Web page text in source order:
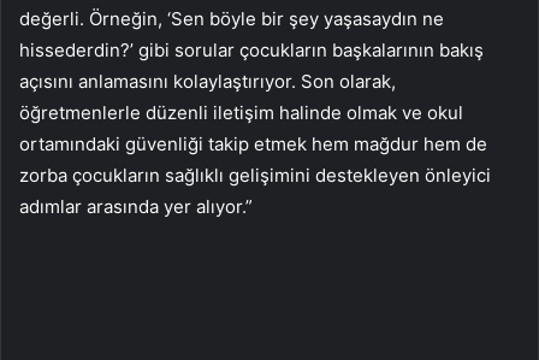
değerli. Örneğin, ‘Sen böyle bir şey yaşasaydın ne
hissederdin?’ gibi sorular çocukların başkalarının bakış
açısını anlamasını kolaylaştırıyor. Son olarak,
öğretmenlerle düzenli iletişim halinde olmak ve okul
ortamındaki güvenliği takip etmek hem mağdur hem de
zorba çocukların sağlıklı gelişimini destekleyen önleyici
adımlar arasında yer alıyor.”